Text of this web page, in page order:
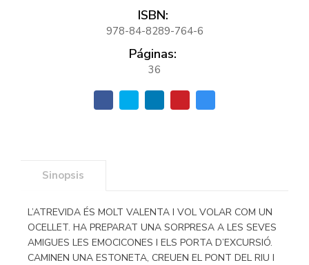
ISBN:
978-84-8289-764-6
Páginas:
36
Sinopsis
L’ATREVIDA ÉS MOLT VALENTA I VOL VOLAR COM UN
OCELLET. HA PREPARAT UNA SORPRESA A LES SEVES
AMIGUES LES EMOCICONES I ELS PORTA D’EXCURSIÓ.
CAMINEN UNA ESTONETA, CREUEN EL PONT DEL RIU I